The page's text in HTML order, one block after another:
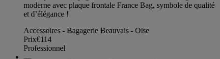
moderne avec plaque frontale France Bag, symbole de qualité
et d’élégance !
Accessoires - Bagagerie Beauvais - Oise
Prix€114
Professionnel